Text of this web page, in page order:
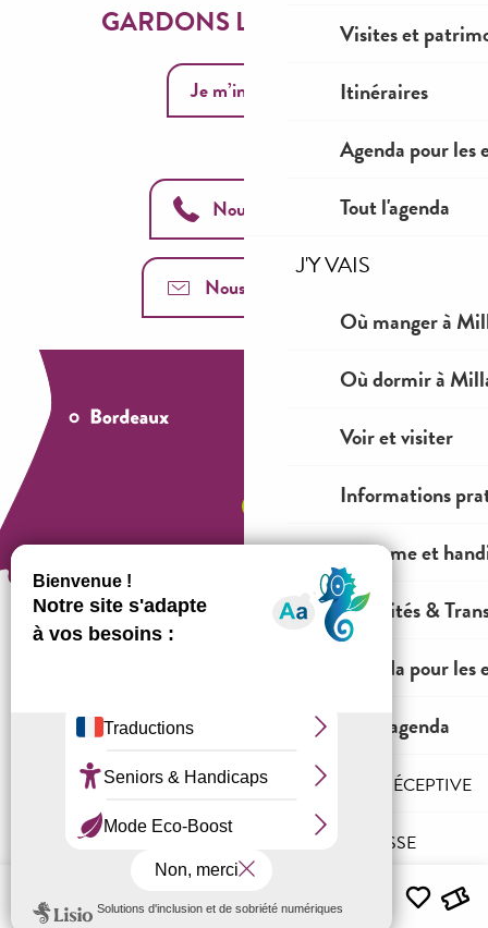
Menu
L'AGENCE RÉCEPTIVE
PRO & PRESSE
Visites et
Itinéraires
Agenda pour les
Tout l'agenda
J'Y VAIS
Où manger à
Où dormir à
Voir et visiter
Informations
Tourisme et
Mobilités &
Agenda pour
Tout l'agenda
GARDONS LE CONTACT
Je m’inscris
Nous appeler
Nous contacter
Mentions légalesConditions générales de ventes
Espace OT